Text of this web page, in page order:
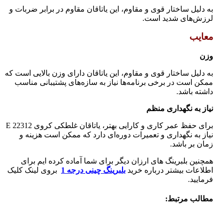
به دلیل ساختار قوی و مقاوم، این یاتاقان مقاوم در برابر ضربات و
لرزش‌های شدید است.
معایب
وزن
به دلیل ساختار قوی و مقاوم، این یاتاقان دارای وزن بالایی است که
ممکن است در برخی برنامه‌ها نیاز به سازه‌های پشتیبانی مناسب
داشته باشد.
نیاز به نگهداری منظم
برای حفظ عمر کاری و کارایی بهتر، یاتاقان غلطکی کروی 22312 E
نیاز به نگهداری و تعمیرات دوره‌ای دارد که ممکن است هزینه و
زمان بر باشد.
همچنین بلبرینگ های ارزان دیگر برای شما آماده کرده ایم برای
اطلاعات بیشتر درباره خرید بلبرینگ چینی درجه 1
بروی لینک کلیک
فرمایید.
مطالب مرتبط: